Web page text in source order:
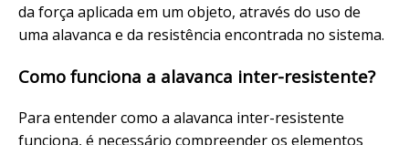
da força aplicada em um objeto, através do uso de
uma alavanca e da resistência encontrada no sistema.
Como funciona a alavanca inter-resistente?
Para entender como a alavanca inter-resistente
funciona, é necessário compreender os elementos